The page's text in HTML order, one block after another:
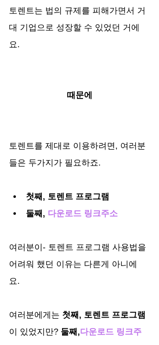
토렌트는 법의 규제를 피해가면서 거
대 기업으로 성장할 수 있었던 거에
요.
때문에
토렌트를 제대로 이용하려면, 여러분
들은 두가지가 필요하죠.
첫째, 토렌트 프로그램
둘째, 다운로드 링크주소
여러분이- 토렌트 프로그램 사용법을
어려워 했던 이유는 다른게 아니에
요.
여러분에게는 첫째, 토렌트 프로그램
이 있었지만? 둘째,다운로드 링크주